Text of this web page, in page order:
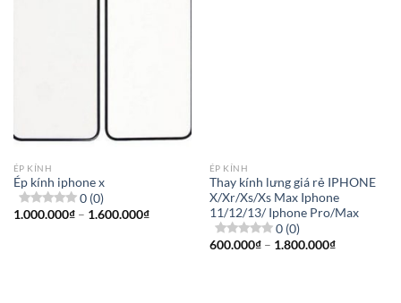
ÉP KÍNH
Ép kính iphone x
0 (0)
1.000.000₫ – 1.600.000₫Khoảng
1.000.000₫
ÉP KÍNH
Thay kính lưng giá rẻ IPHONE
X/Xr/Xs/Xs Max Iphone
11/12/13/ Iphone Pro/Max
0 (0)
600.000₫ – 1.800.000₫Khoảng